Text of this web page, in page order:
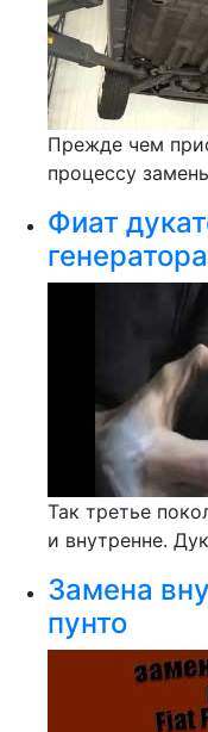
Прежде чем
процессу
Фиат
Так третье
и внутренне.
Замена
пунто